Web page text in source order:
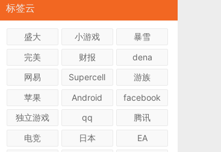
标签云
盛大 小游戏
暴雪
完美
财报
dena
网易
Supercell
游族
苹果
Android
facebook
独立游戏
qq
腾讯
电竞
日本
EA